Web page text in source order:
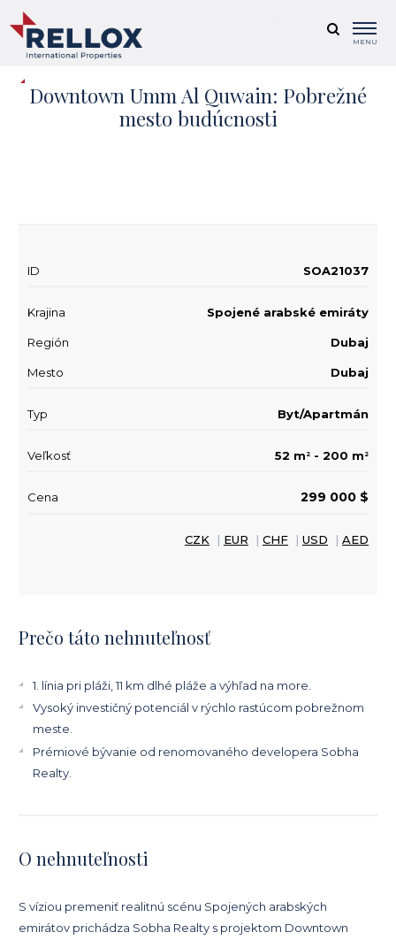
MENU
Downtown Umm Al Quwain: Pobrežné
mesto budúcnosti
+ 8
Prečo táto nehnuteľnosť
1. línia pri pláži, 11 km dlhé pláže a výhľad na more.
Vysoký investičný potenciál v rýchlo rastúcom pobrežnom
meste.
Prémiové bývanie od renomovaného developera Sobha
Realty.
O nehnuteľnosti
S víziou premeniť realitnú scénu Spojených arabských
emirátov prichádza Sobha Realty s projektom Downtown
ID SOA21037
Krajina Spojené arabské emiráty
Región Dubaj
Mesto Dubaj
Typ Byt/Apartmán
Veľkosť 52 m 2 - 200 m 2
Cena 299 000 $
CZK | EUR | CHF | USD | AED